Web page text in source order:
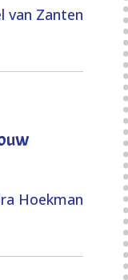
van Zanten
Hoekman